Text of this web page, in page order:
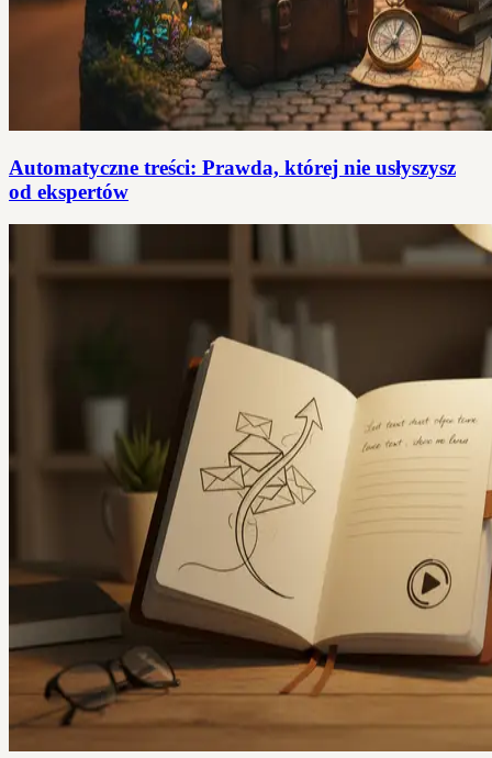
Automatyczne treści: Prawda, której nie usłyszysz
od ekspertów